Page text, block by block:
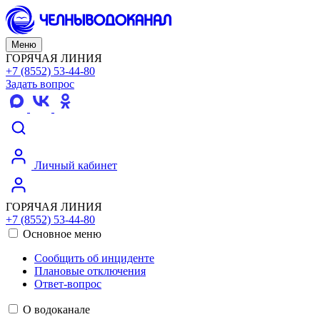
Меню
ГОРЯЧАЯ ЛИНИЯ
+7 (8552) 53-44-80
Задать вопрос
Личный кабинет
ГОРЯЧАЯ ЛИНИЯ
+7 (8552) 53-44-80
Основное меню
Сообщить об инциденте
Плановые отключения
Ответ-вопрос
О водоканале